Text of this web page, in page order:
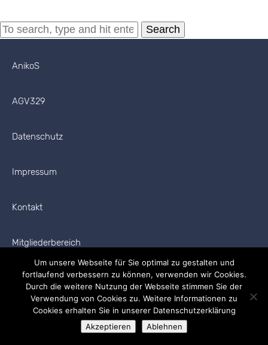
Search
AnikoS
AGV329
Datenschutz
Impressum
Kontakt
Mitgliederbereich
Copyright © 2026 AGV329 Alle Rechte vorbehalten.
Um unsere Webseite für Sie optimal zu gestalten und
fortlaufend verbessern zu können, verwenden wir Cookies.
Durch die weitere Nutzung der Webseite stimmen Sie der
Verwendung von Cookies zu. Weitere Informationen zu
Cookies erhalten Sie in unserer Datenschutzerklärung
Akzeptieren
Ablehnen